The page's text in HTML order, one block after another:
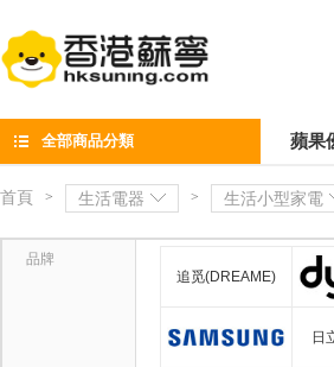
全部商品分類 蘋果
首頁 > 生活電器 > 生活小型家電
品牌
追觅(DREAME)
日